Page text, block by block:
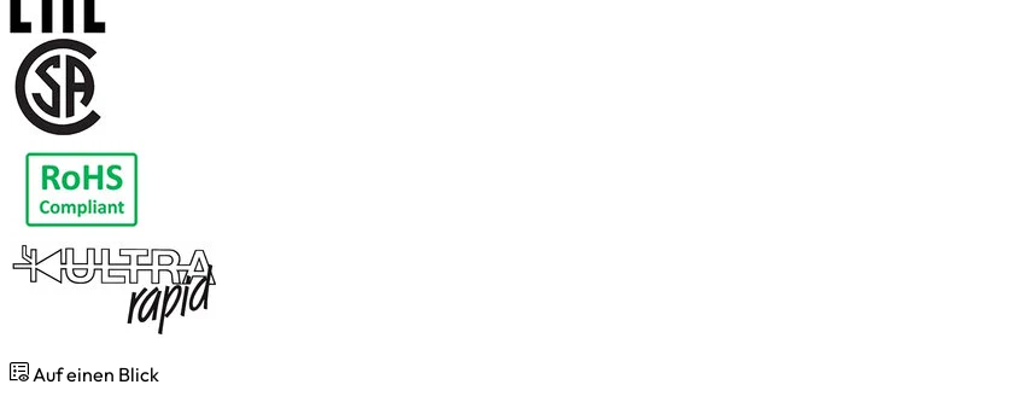
Auf einen Blick